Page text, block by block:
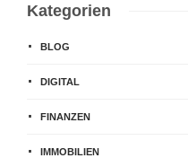
Kategorien
BLOG
DIGITAL
FINANZEN
IMMOBILIEN